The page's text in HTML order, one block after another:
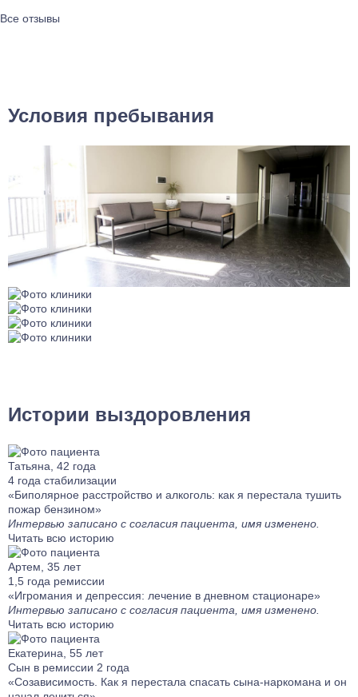
Все отзывы
Условия пребывания
Истории выздоровления
Татьяна, 42 года
4 года стабилизации
«Биполярное расстройство и алкоголь: как я перестала тушить
пожар бензином»
Интервью записано с согласия пациента, имя изменено.
Читать всю историю
Артем, 35 лет
1,5 года ремиссии
«Игромания и депрессия: лечение в дневном стационаре»
Интервью записано с согласия пациента, имя изменено.
Читать всю историю
Екатерина, 55 лет
Сын в ремиссии 2 года
«Созависимость. Как я перестала спасать сына-наркомана и он